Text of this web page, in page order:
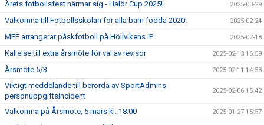
Årets fotbollsfest närmar sig - Halör Cup 2025! 2025-03-29
Välkomna till Fotbollsskolan för alla barn födda 2020! 2025-02-24
MFF arrangerar påskfotboll på Höllvikens IP 2025-02-18
Kallelse till extra årsmöte för val av revisor 2025-02-13 16:59
Årsmöte 5/3 2025-02-11 14:53
Viktigt meddelande till berörda av SportAdmins
personuppgiftsincident
2025-02-06 15:42
Välkomna på Årsmöte, 5 mars kl. 18:00 2025-01-27 15:57